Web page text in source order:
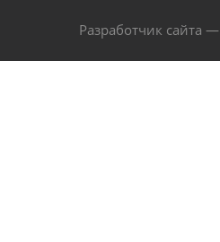
Разработчик сайта —